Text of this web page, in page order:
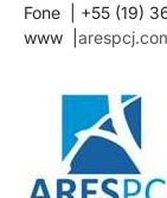
Fone | +55 (19)
www |